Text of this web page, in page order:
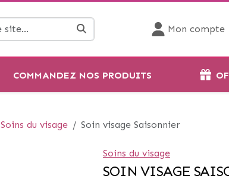
Mon compte
COMMANDEZ NOS PRODUITS
Soins du visage Soin visage Saisonnier
Soins du visage
SOIN VISAGE